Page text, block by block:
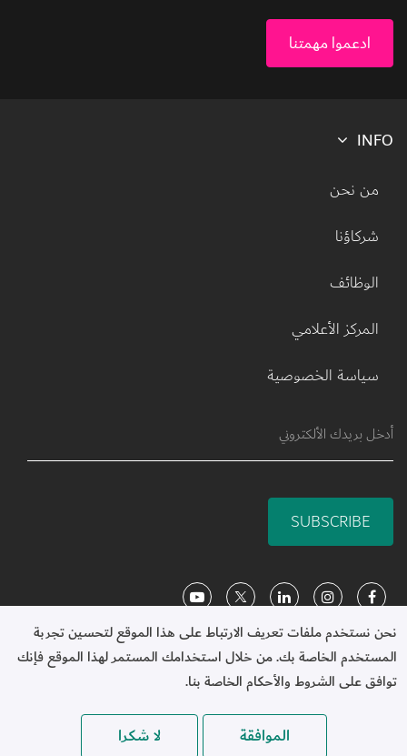
ادعموا مهمتنا
INFO
Footer menu
من نحن
شركاؤنا
الوظائف
المركز الأعلامي
سياسة الخصوصية
SUBSCRIBE
Social Media
والتنمية. جميع الحقوق محفوظة.
نحن نستخدم ملفات تعريف الارتباط على هذا الموقع لتحسين تجربة
المستخدم الخاصة بك. من خلال استخدامك المستمر لهذا الموقع فإنك
توافق على الشروط والأحكام الخاصة بنا.
الموافقة لا شكرا